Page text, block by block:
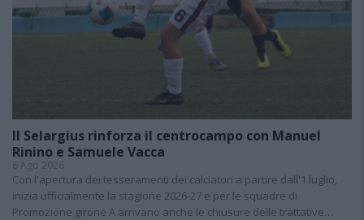
Il Selargius rinforza il centrocampo con Manuel
Rinino e Samuele Vacca
6 Ago 2026
Con l'apertura dei tesseramenti dei calciatori a partire dall'1 luglio,
inizia ufficialmente la stagione 2026-27 e per le squadre di
Promozione girone A arrivano anche le chiusure delle trattative…